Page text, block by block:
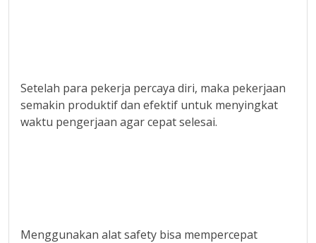
Setelah para pekerja percaya diri, maka pekerjaan
semakin produktif dan efektif untuk menyingkat
waktu pengerjaan agar cepat selesai.
Menggunakan alat safety bisa mempercepat